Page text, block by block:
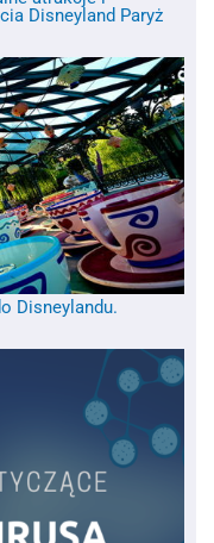
Disneyland Paryż
Disneylandu.